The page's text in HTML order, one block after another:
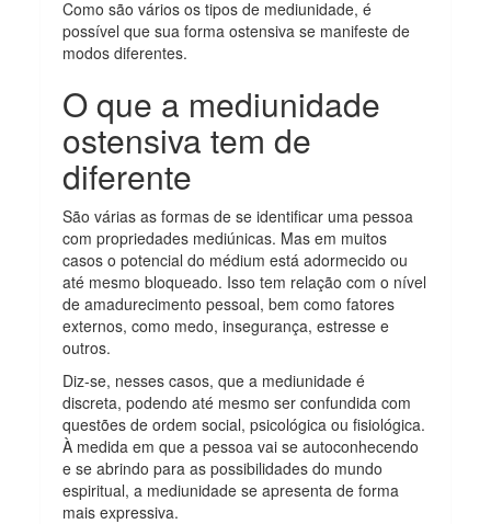
Como são vários os tipos de mediunidade, é
possível que sua forma ostensiva se manifeste de
modos diferentes.
O que a mediunidade
ostensiva tem de
diferente
São várias as formas de se identificar uma pessoa
com propriedades mediúnicas. Mas em muitos
casos o potencial do médium está adormecido ou
até mesmo bloqueado. Isso tem relação com o nível
de amadurecimento pessoal, bem como fatores
externos, como medo, insegurança, estresse e
outros.
Diz-se, nesses casos, que a mediunidade é
discreta, podendo até mesmo ser confundida com
questões de ordem social, psicológica ou fisiológica.
À medida em que a pessoa vai se autoconhecendo
e se abrindo para as possibilidades do mundo
espiritual, a mediunidade se apresenta de forma
mais expressiva.